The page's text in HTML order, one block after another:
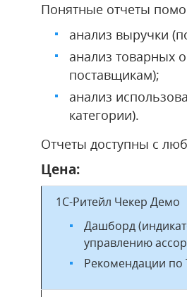
Понятные отчеты
анализ выручки
анализ товарных
поставщикам);
анализ
категории).
Отчеты доступны с
Цена:
1С-Ритейл Чекер Демо
Дашборд
управлению
Рекомендации по